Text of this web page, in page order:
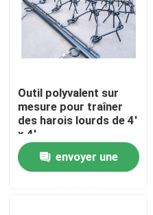
Outil polyvalent sur
mesure pour traîner
des harois lourds de 4'
x 4'
envoyer une